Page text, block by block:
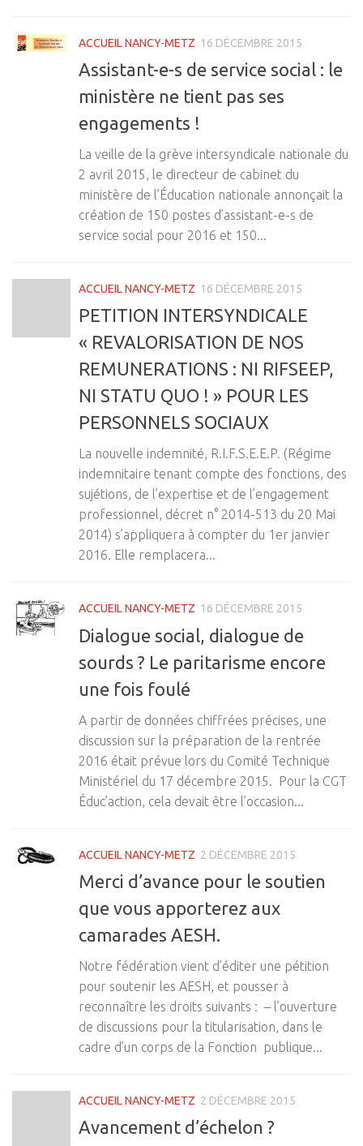
ACCUEIL NANCY-METZ 16 DÉCEMBRE 2015
Assistant-e-s de service social : le
ministère ne tient pas ses
engagements !
La veille de la grève intersyndicale nationale du
2 avril 2015, le directeur de cabinet du
ministère de l’Éducation nationale annonçait la
création de 150 postes d’assistant-e-s de
service social pour 2016 et 150...
ACCUEIL NANCY-METZ 16 DÉCEMBRE 2015
PETITION INTERSYNDICALE
« REVALORISATION DE NOS
REMUNERATIONS : NI RIFSEEP,
NI STATU QUO ! » POUR LES
PERSONNELS SOCIAUX
La nouvelle indemnité, R.I.F.S.E.E.P. (Régime
indemnitaire tenant compte des fonctions, des
sujétions, de l’expertise et de l’engagement
professionnel, décret n° 2014-513 du 20 Mai
2014) s’appliquera à compter du 1er janvier
2016. Elle remplacera...
ACCUEIL NANCY-METZ 16 DÉCEMBRE 2015
Dialogue social, dialogue de
sourds ? Le paritarisme encore
une fois foulé
A partir de données chiffrées précises, une
discussion sur la préparation de la rentrée
2016 était prévue lors du Comité Technique
Ministériel du 17 décembre 2015. Pour la CGT
Éduc’action, cela devait être l’occasion...
ACCUEIL NANCY-METZ 2 DÉCEMBRE 2015
Merci d’avance pour le soutien
que vous apporterez aux
camarades AESH.
Notre fédération vient d’éditer une pétition
pour soutenir les AESH, et pousser à
reconnaître les droits suivants : – l’ouverture
de discussions pour la titularisation, dans le
cadre d’un corps de la Fonction publique...
ACCUEIL NANCY-METZ 2 DÉCEMBRE 2015
Avancement d’échelon ?